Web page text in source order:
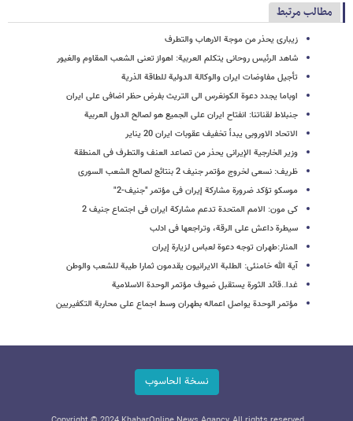
مطالب مرتبط
زیباری یحذر من موجة الارهاب والتطرف
شاهد الرئیس روحانی یتکلم العربیة: اهواز تعنی الشعب المقاوم والغیور
تأجیل مفاوضات ایران والوکالة الدولیة للطاقة الذریة
اوباما یجدد دعوة الکونغرس الى التریث بفرض حظر اضافی على ایران
جنبلاط لقناتنا: انفتاح ایران على الجمیع هو لصالح الدول العربیة
الاتحاد الاوروبی یبدأ تخفیف عقوبات ایران 20 ینایر
وزیر الخارجیة الإیرانی یحذر من تصاعد العنف والتطرف فی المنطقة
ظریف: نسعى لخروج مؤتمر جنیف 2 بنتائج لصالح الشعب السوری
موسکو تؤکد ضرورة مشارکة إیران فی مؤتمر "جنیف-2"
کی مون: الامم المتحدة تدعم مشارکة ایران فی اجتماع جنیف 2
سیطرة داعش على الرقة، وتراجعها فی ادلب
المنار:طهران توجه دعوة لعباس لزیارة إیران
آیة الله خامنئی: الطلبة الایرانیون یقدمون ثمارا طیبة للشعب والوطن
غدا..قائد الثورة یستقبل ضیوف مؤتمر الوحدة الاسلامیة‌
مؤتمر الوحدة یواصل اعماله بطهران وسط اجماع على محاربة التکفیریین
نسخة الحاسوب